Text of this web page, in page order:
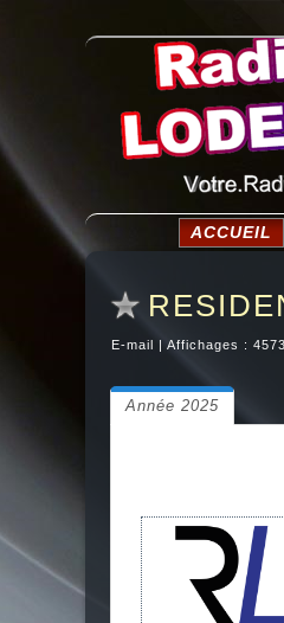
ACCUEIL
E-mail | Affichages : 4573
Année 2025